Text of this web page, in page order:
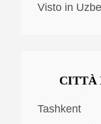
Visto in
CITTÀ
Tashkent